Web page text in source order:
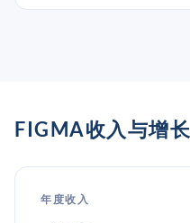
FIGMA收入与增长
年度收入